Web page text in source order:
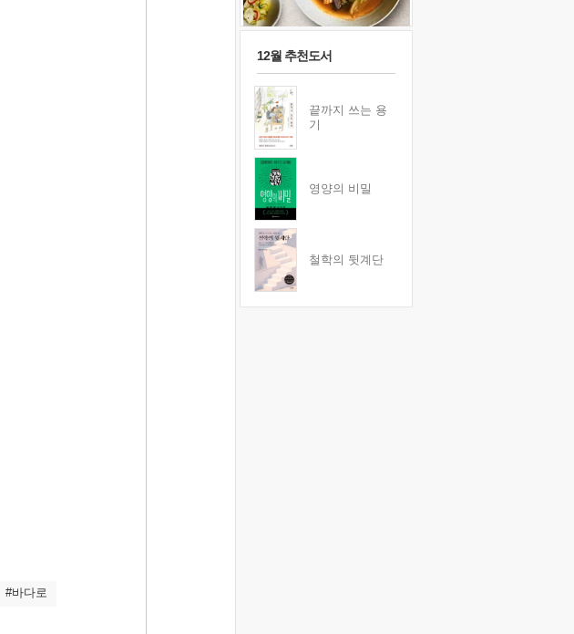
#바다로
12월 추천도서
끝까지 쓰는 용
기
영양의 비밀
철학의 뒷계단